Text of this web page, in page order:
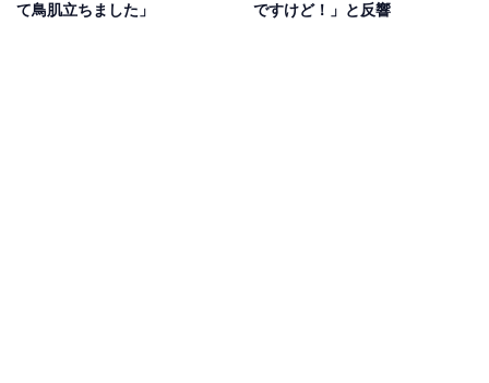
て鳥肌立ちました」
ですけど！」と反響